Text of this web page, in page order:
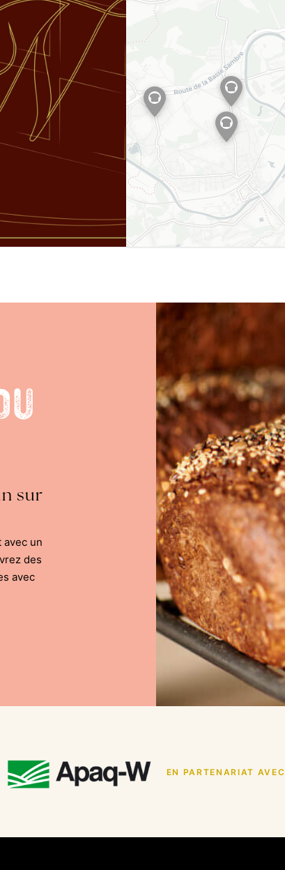
sur
un
des
avec
EN PARTENARIAT AVEC